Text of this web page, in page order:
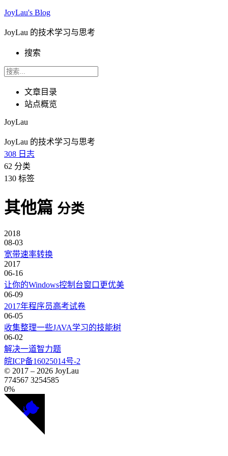
JoyLau's Blog
JoyLau 的技术学习与思考
搜索
文章目录
站点概览
JoyLau
JoyLau 的技术学习与思考
308 日志
62 分类
130 标签
其他篇 分类
2018
08-03
宽带速率转换
2017
06-16
让你的Windows控制台窗口更优美
06-09
2017年程序员高考试卷
06-05
收集整理一些JAVA学习的技能树
06-02
解决一道智力题
皖ICP备16025014号-2
© 2017 – 2026 JoyLau
774567 3254585
0%